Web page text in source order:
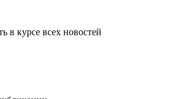
в курсе всех новостей